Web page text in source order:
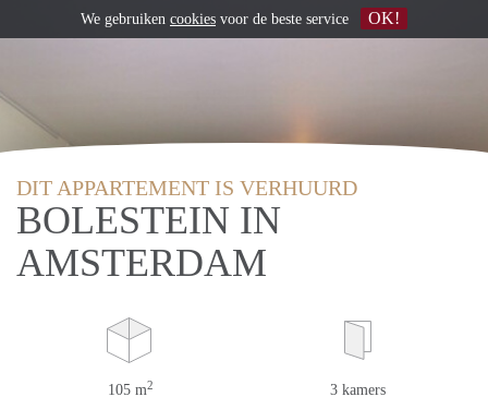
DIT APPARTEMENT IS VERHUURD
BOLESTEIN IN
AMSTERDAM
105 m2 3 kamers
We gebruiken cookies voor de beste service OK!